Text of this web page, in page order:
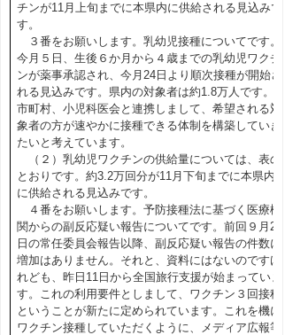
チンが11月上旬までに本県内に供給される見込みで
す。
３番をお願いします。乳幼児接種についてです。
今月５日、生後６か月から４歳までの乳幼児ワクチ
ンが薬事承認され、今月24日より順次接種が開始さ
れる見込みです。県内の対象者は約1.8万人です。
市町村、小児科医会と連携しまして、希望される対
象者の方が速やかに接種できる体制を構築していき
たいと考えています。
（２）乳幼児ワクチンの供給量については、表の
とおりです。約3.2万回分が11月下旬までに本県内
に供給される見込みです。
４番をお願いします。予防接種法に基づく医療機
関からの副反応疑い報告についてです。前回９月20
日の常任委員会報告以降、副反応疑い報告の件数に
増加はありません。それと、資料にはないのですけ
れども、昨日11日から全国旅行支援が始まっていま
す。これの利用要件としまして、ワクチン３回接種
ということが新たに定められています。これを機に
ワクチン接種していただくように、メディア広報等